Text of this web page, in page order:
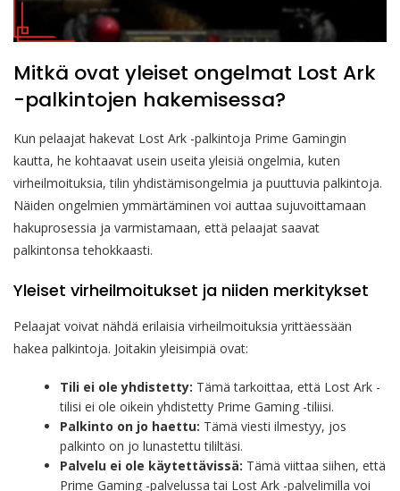
Mitkä ovat yleiset ongelmat Lost Ark
-palkintojen hakemisessa?
Kun pelaajat hakevat Lost Ark -palkintoja Prime Gamingin
kautta, he kohtaavat usein useita yleisiä ongelmia, kuten
virheilmoituksia, tilin yhdistämisongelmia ja puuttuvia palkintoja.
Näiden ongelmien ymmärtäminen voi auttaa sujuvoittamaan
hakuprosessia ja varmistamaan, että pelaajat saavat
palkintonsa tehokkaasti.
Yleiset virheilmoitukset ja niiden merkitykset
Pelaajat voivat nähdä erilaisia virheilmoituksia yrittäessään
hakea palkintoja. Joitakin yleisimpiä ovat:
Tili ei ole yhdistetty: Tämä tarkoittaa, että Lost Ark -
tilisi ei ole oikein yhdistetty Prime Gaming -tiliisi.
Palkinto on jo haettu: Tämä viesti ilmestyy, jos
palkinto on jo lunastettu tililtäsi.
Palvelu ei ole käytettävissä: Tämä viittaa siihen, että
Prime Gaming -palvelussa tai Lost Ark -palvelimilla voi